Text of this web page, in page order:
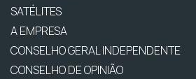
SATÉLITES
A EMPRESA
CONSELHO GERAL INDEPENDENTE
CONSELHO DE OPINIÃO